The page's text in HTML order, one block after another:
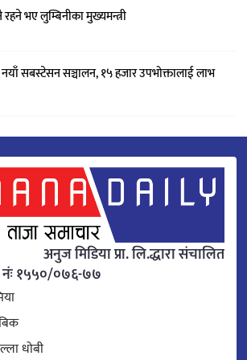
भए लुम्बिनीका मुख्यमन्त्री
नयाँ सबस्टेसन सञ्चालन, १५ हजार उपभोक्तालाई लाभ
अनुज मिडिया प्रा. लि.द्धारा संचालित
नंः १५५०/०७६-७७
धोबी